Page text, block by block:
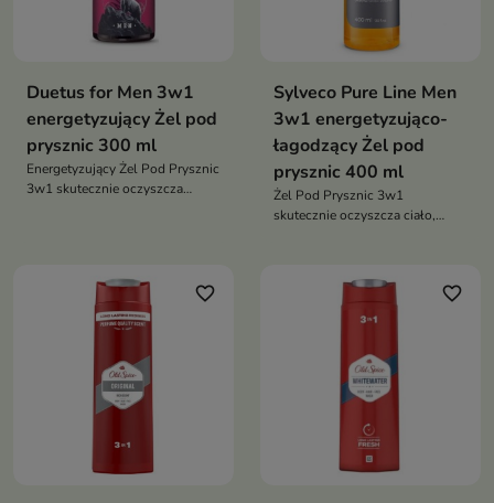
Duetus for Men 3w1
energetyzujący Żel pod
prysznic 300 ml
Energetyzujący Żel Pod Prysznic
3w1 skutecznie oczyszcza
kofeiny i naturalnych olejków
eterycznych
Sylveco Pure Line Men
3w1 energetyzująco-
łagodzący Żel pod
prysznic 400 ml
Żel Pod Prysznic 3w1
skutecznie oczyszcza ciało,
komfortu podczas codziennej
favorite_border favorite_border